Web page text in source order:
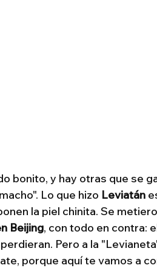
bonito, y hay otras que se
Lo que hizo Leviatán
la piel chinita. Se
Beijing, con todo en contra:
Pero a la
porque aquí te vamos a